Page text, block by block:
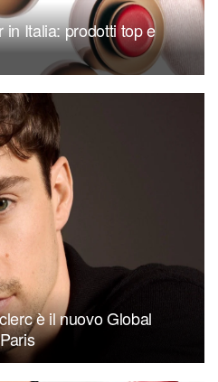
Italia: prodotti top e
è il nuovo Global